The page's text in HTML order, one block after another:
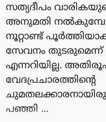
സത്യദീപം
അനുമതി
നൂറ്റാണ്ട്
സേവനം തുടരുമെന്ന്
എന്നറിയില്ല.
വേദപ്രചാരത്തിന്റെ
പഞ്ഞി ...